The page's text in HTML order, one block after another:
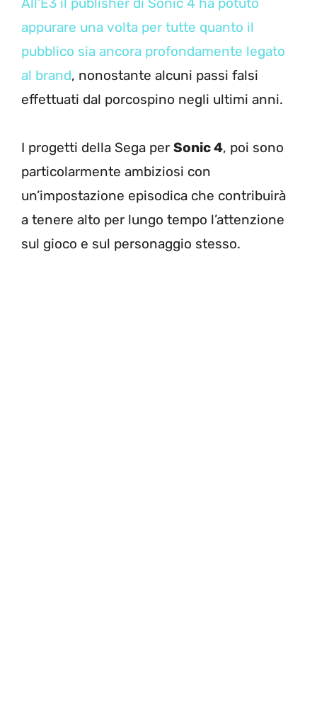
appurare una volta per tutte quanto il
pubblico sia ancora profondamente legato
al brand, nonostante alcuni passi falsi
effettuati dal porcospino negli ultimi anni.
I progetti della Sega per Sonic 4, poi sono
particolarmente ambiziosi con
un’impostazione episodica che contribuirà
a tenere alto per lungo tempo l’attenzione
sul gioco e sul personaggio stesso.